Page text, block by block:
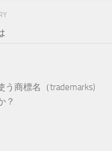
う商標名（trademarks)
？